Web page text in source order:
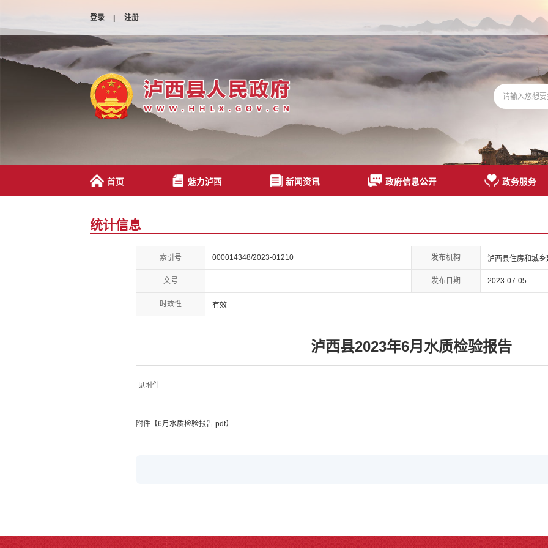
登录 | 注册
首页 魅力泸西 新闻资讯 政府信息公开 政务服务
统计信息
索引号 000014348/2023-01210 发布机构 泸西县住房和城乡
文号 发布日期 2023-07-05
时效性 有效
泸西县2023年6月水质检验报告
见附件
附件【6月水质检验报告.pdf】